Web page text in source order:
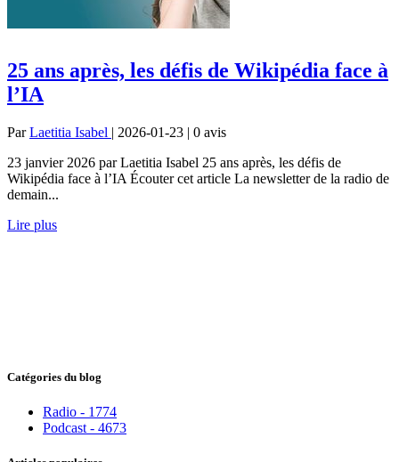
25 ans après, les défis de Wikipédia face à
l’IA
ParLaetitia Isabel | 2026-01-23 | 0 avis
23 janvier 2026 par Laetitia Isabel 25 ans après, les défis de
Wikipédia face à l’IA Écouter cet article La newsletter de la radio de
demain...
Lire plus
Catégories du blog
Radio - 1774
Podcast - 4673